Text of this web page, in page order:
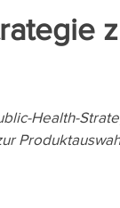
schon?
Health-